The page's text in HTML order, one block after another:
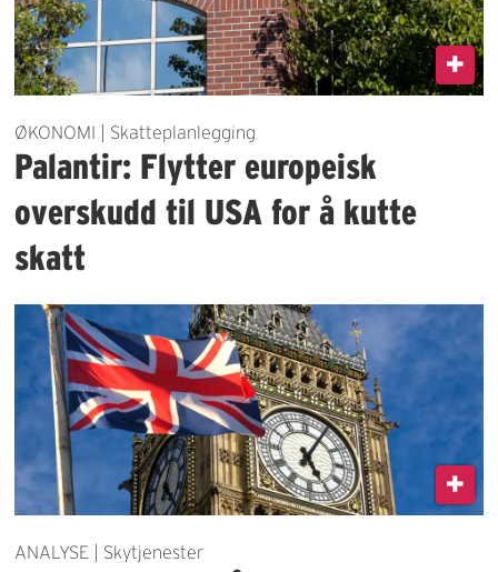
ØKONOMI | Skatteplanlegging
Palantir: Flytter europeisk
overskudd til USA for å kutte
skatt
ANALYSE | Skytjenester